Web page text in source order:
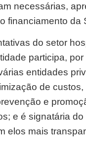
necessárias,
financiamento da
do setor
participa,
entidades
de
e
e é signatária
elos mais